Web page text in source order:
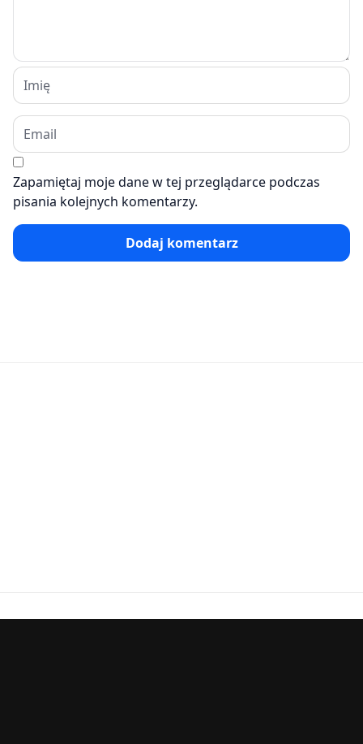
Zapamiętaj moje dane w tej przeglądarce podczas
pisania kolejnych komentarzy.
Dodaj komentarz